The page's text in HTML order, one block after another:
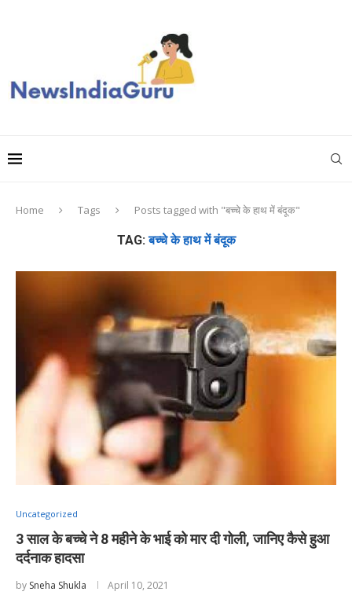
Home Tags Posts tagged with "बच्चे के हाथ में बंदूक"
TAG:बच्चे के हाथ में बंदूक
Uncategorized
3 साल के बच्चे ने 8 महीने के भाई को मार दी गोली, जानिए कैसे हुआ
दर्दनाक हादसा
by Sneha Shukla April 10, 2021